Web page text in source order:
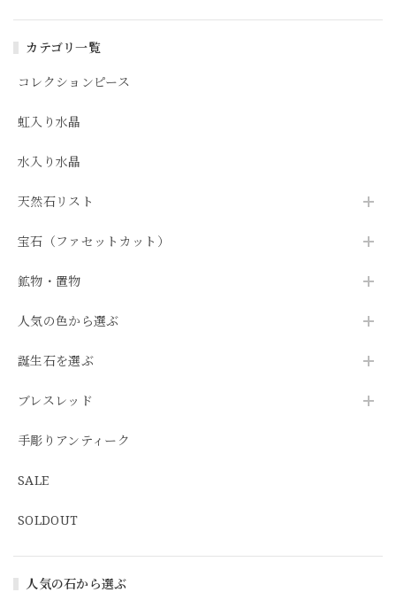
カテゴリ一覧
コレクションピース
虹入り水晶
水入り水晶
天然石リスト
宝石（ファセットカット）
鉱物・置物
人気の色から選ぶ
誕生石を選ぶ
ブレスレッド
手彫りアンティーク
SALE
SOLDOUT
人気の石から選ぶ